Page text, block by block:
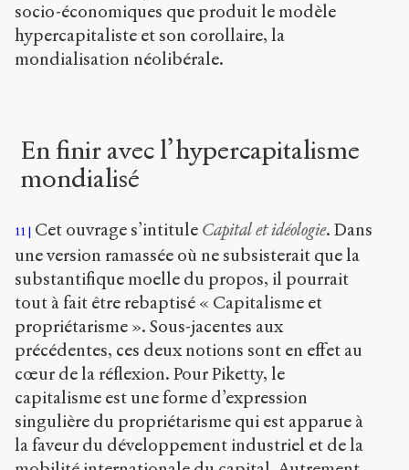
socio-économiques que produit le modèle
hypercapitaliste et son corollaire, la
mondialisation néolibérale.
En finir avec l’hypercapitalisme
mondialisé
11 Cet ouvrage s’intitule Capital et idéologie. Dans
une version ramassée où ne subsisterait que la
substantifique moelle du propos, il pourrait
tout à fait être rebaptisé « Capitalisme et
propriétarisme ». Sous-jacentes aux
précédentes, ces deux notions sont en effet au
cœur de la réflexion. Pour Piketty, le
capitalisme est une forme d’expression
singulière du propriétarisme qui est apparue à
la faveur du développement industriel et de la